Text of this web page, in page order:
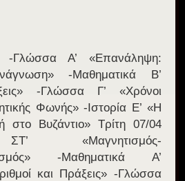
-Γλώσσα Α’ «Επανάληψη:
-Μαθηματικά Β’
-Γλώσσα Γ’ «Χρόνοι
Φωνής» -Ιστορία Ε’ «Η
στο Βυζάντιο» Τρίτη 07/04
«Μαγνητισμός-
-Μαθηματικά Α’
και Πράξεις» -Γλώσσα